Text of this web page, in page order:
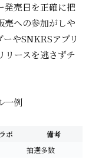
発売日を正確に把
売への参加がしや
やSNKRSアプリ
リースを逃さずチ
一例
ボ
備考
抽選多数